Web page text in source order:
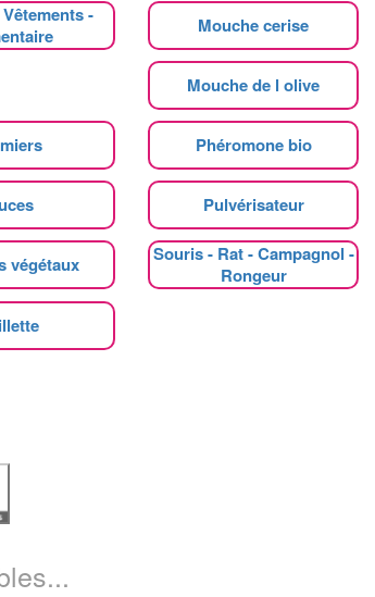
-
Mouche cerise
Mouche de l olive
Phéromone bio
Pulvérisateur
végétaux
Souris - Rat - Campagnol -
Rongeur